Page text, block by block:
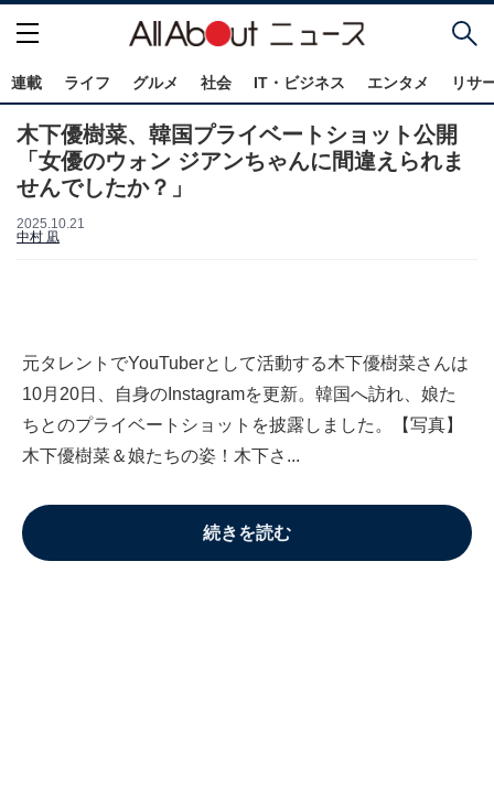
連載 ライフ グルメ 社会 IT・ビジネス エンタメ リサ
木下優樹菜、韓国プライベートショット公開
「女優のウォン ジアンちゃんに間違えられま
せんでしたか？」
2025.10.21
中村 凪
元タレントでYouTuberとして活動する木下優樹菜さんは
10月20日、自身のInstagramを更新。韓国へ訪れ、娘た
ちとのプライベートショットを披露しました。【写真】
木下優樹菜＆娘たちの姿！木下さ...
続きを読む